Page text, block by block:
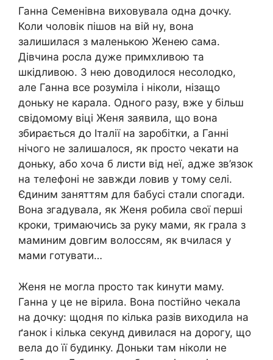
Ганна Семенівна виховувала одна дочку.
Коли чоловік пішов на вій ну, вона
залишилася з маленькою Женею сама.
Дівчина росла дуже примхливою та
шкідливою. З нею доводилося несолодко,
але Ганна все розуміла і ніколи, нізащо
доньку не карала. Одного разу, вже у більш
свідомому віці Женя заявила, що вона
збирається до Італії на заробітки, а Ганні
нічого не залишалося, як просто чекати на
доньку, або хоча б листи від неї, адже зв’язок
на телефоні не завжди ловив у тому селі.
Єдиним заняттям для бабусі стали спогади.
Вона згадувала, як Женя робила свої перші
кроки, тримаючись за руку мами, як грала з
маминим довгим волоссям, як вчилася у
мами готувати…
Женя не могла просто так kинути маму.
Ганна у це не вірила. Вона постійно чекала
на дочку: щодня по кілька разів виходила на
ґанок і кілька секунд дивилася на дорогу, що
вела до її будинку. Доньки там ніколи не